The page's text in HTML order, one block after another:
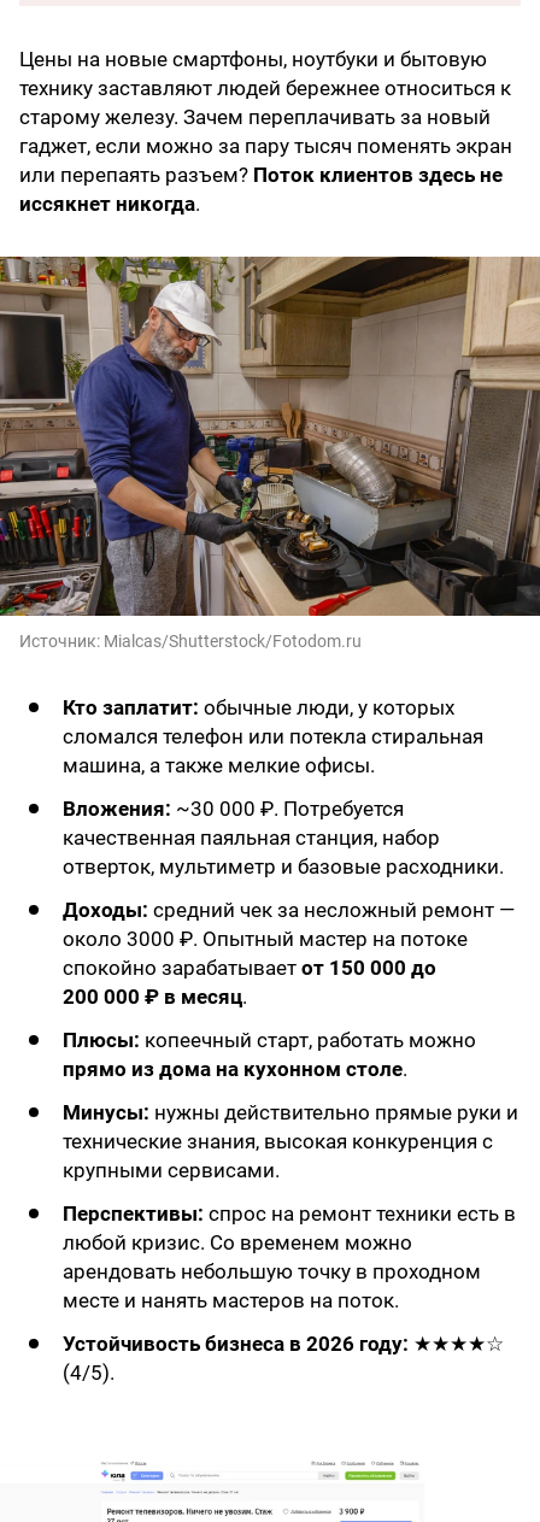
Цены на новые смартфоны, ноутбуки и бытовую
технику заставляют людей бережнее относиться к
старому железу. Зачем переплачивать за новый
гаджет, если можно за пару тысяч поменять экран
или перепаять разъем? Поток клиентов здесь не
иссякнет никогда.
Источник: Mialcas/Shutterstock/Fotodom.ru
Кто заплатит: обычные люди, у которых
сломался телефон или потекла стиральная
машина, а также мелкие офисы.
Вложения: ~30 000 ₽. Потребуется
качественная паяльная станция, набор
отверток, мультиметр и базовые расходники.
Доходы: средний чек за несложный ремонт —
около 3000 ₽. Опытный мастер на потоке
спокойно зарабатывает от 150 000 до
200 000 ₽ в месяц.
Плюсы: копеечный старт, работать можно
прямо из дома на кухонном столе.
Минусы: нужны действительно прямые руки и
технические знания, высокая конкуренция с
крупными сервисами.
Перспективы: спрос на ремонт техники есть в
любой кризис. Со временем можно
арендовать небольшую точку в проходном
месте и нанять мастеров на поток.
Устойчивость бизнеса в 2026 году: ★★★★☆
(4/5).